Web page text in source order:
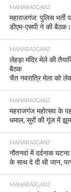
MAHARAJGANJ
महाराजगंज: पुलिस भर्ती
डीएम-एसपी ने की बैठक।
MAHARAJGANJ
लेहड़ा मंदिर मेले की
बैठक
चैत नवरात्रि मेला को
MAHARAJGANJ
महराजगंज महोत्सव के
धमाल, सुरों की गूंज में
MAHARAJGANJ
नौतनवां में दर्दनाक
के साथ दे दी थी जान,
MAHARAJGANJ